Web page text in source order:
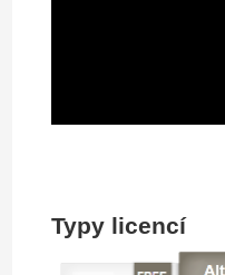
Typy licencí